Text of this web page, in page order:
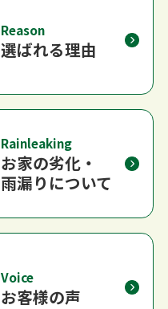
Reason
選ばれる理由
Rainleaking
お家の劣化・
雨漏りについて
Voice
お客様の声